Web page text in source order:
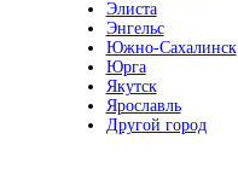
Элиста
Энгельс
Южно-Сахалинск
Юрга
Якутск
Ярославль
Другой город